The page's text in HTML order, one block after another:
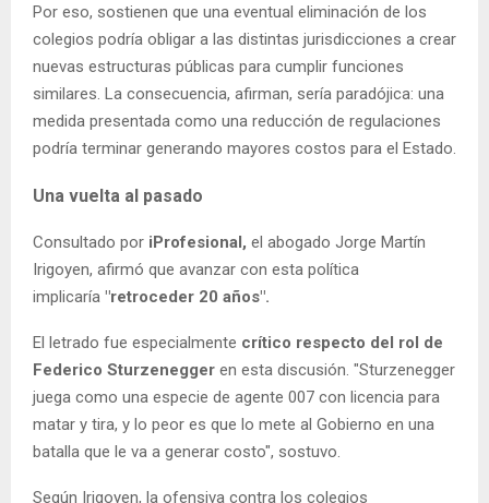
Por eso, sostienen que una eventual eliminación de los
colegios podría obligar a las distintas jurisdicciones a crear
nuevas estructuras públicas para cumplir funciones
similares. La consecuencia, afirman, sería paradójica: una
medida presentada como una reducción de regulaciones
podría terminar generando mayores costos para el Estado.
Una vuelta al pasado
Consultado por iProfesional, el abogado Jorge Martín
Irigoyen, afirmó que avanzar con esta política
implicaría "retroceder 20 años".
El letrado fue especialmente crítico respecto del rol de
Federico Sturzenegger en esta discusión. "Sturzenegger
juega como una especie de agente 007 con licencia para
matar y tira, y lo peor es que lo mete al Gobierno en una
batalla que le va a generar costo", sostuvo.
Según Irigoyen, la ofensiva contra los colegios